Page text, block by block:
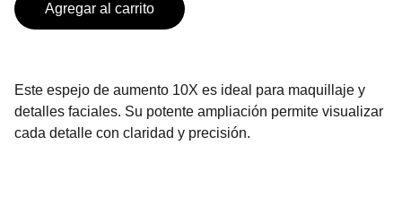
Agregar al carrito
Este espejo de aumento 10X es ideal para maquillaje y
detalles faciales. Su potente ampliación permite visualizar
cada detalle con claridad y precisión.